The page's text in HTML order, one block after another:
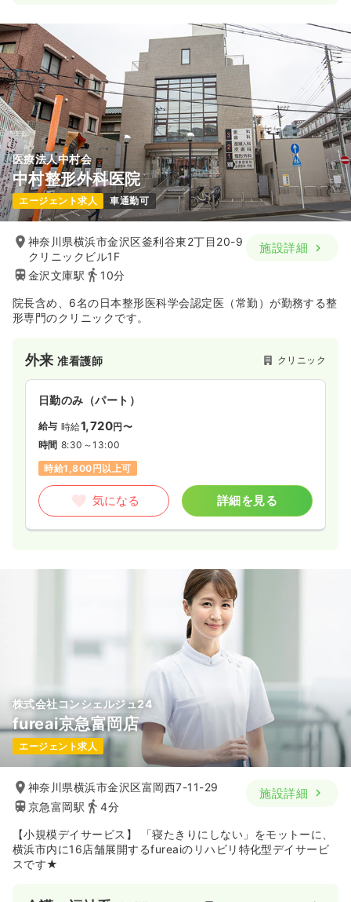
医療法人中村会
中村整形外科医院
エージェント求人 車通勤可
神奈川県横浜市金沢区釜利谷東2丁目20-9
クリニックビル1F
金沢文庫駅
10分
施設詳細
院長含め、6名の日本整形医科学会認定医（常勤）が勤務する整
形専門のクリニックです。
外来准看護師 クリニック
日勤のみ（パート）
給与 時給1,720円〜
時間 8:30～13:00
時給1,800円以上可
気になる 詳細を見る
株式会社コンシェルジュ24
fureai京急富岡店
エージェント求人
神奈川県横浜市金沢区富岡西7-11-29
京急富岡駅
4分
施設詳細
【小規模デイサービス】 「寝たきりにしない」をモットーに、
横浜市内に16店舗展開するfureaiのリハビリ特化型デイサービ
スです★